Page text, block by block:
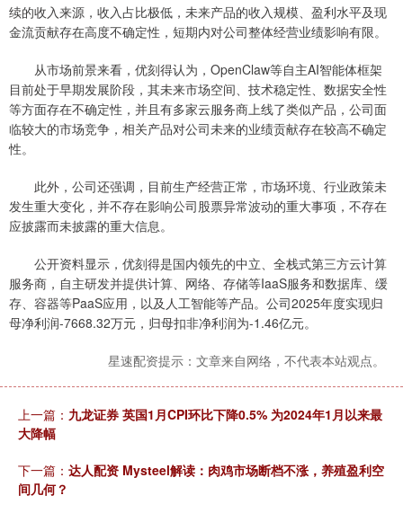
续的收入来源，收入占比极低，未来产品的收入规模、盈利水平及现
金流贡献存在高度不确定性，短期内对公司整体经营业绩影响有限。
从市场前景来看，优刻得认为，OpenClaw等自主AI智能体框架
目前处于早期发展阶段，其未来市场空间、技术稳定性、数据安全性
等方面存在不确定性，并且有多家云服务商上线了类似产品，公司面
临较大的市场竞争，相关产品对公司未来的业绩贡献存在较高不确定
性。
此外，公司还强调，目前生产经营正常，市场环境、行业政策未
发生重大变化，并不存在影响公司股票异常波动的重大事项，不存在
应披露而未披露的重大信息。
公开资料显示，优刻得是国内领先的中立、全栈式第三方云计算
服务商，自主研发并提供计算、网络、存储等IaaS服务和数据库、缓
存、容器等PaaS应用，以及人工智能等产品。公司2025年度实现归
母净利润-7668.32万元，归母扣非净利润为-1.46亿元。
星速配资提示：文章来自网络，不代表本站观点。
上一篇： 九龙证券 英国1月CPI环比下降0.5% 为2024年1月以来最
大降幅
下一篇： 达人配资 Mysteel解读：肉鸡市场断档不涨，养殖盈利空
间几何？